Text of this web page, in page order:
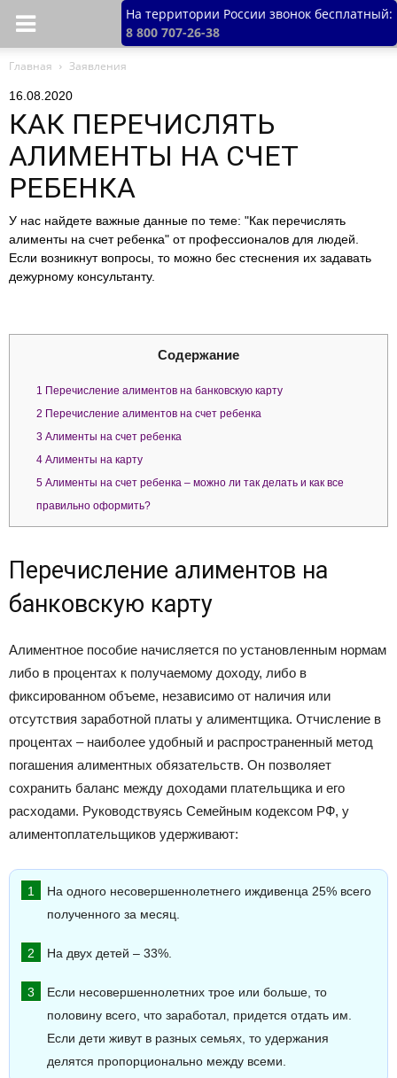
На территории России звонок бесплатный:
8 800 707-26-38
Главная Заявления
16.08.2020
КАК ПЕРЕЧИСЛЯТЬ
АЛИМЕНТЫ НА СЧЕТ
РЕБЕНКА
У нас найдете важные данные по теме: "Как перечислять
алименты на счет ребенка" от профессионалов для людей.
Если возникнут вопросы, то можно бес стеснения их задавать
дежурному консультанту.
Содержание
1 Перечисление алиментов на банковскую карту
2 Перечисление алиментов на счет ребенка
3 Алименты на счет ребенка
4 Алименты на карту
5 Алименты на счет ребенка – можно ли так делать и как все
правильно оформить?
Перечисление алиментов на
банковскую карту
Алиментное пособие начисляется по установленным нормам
либо в процентах к получаемому доходу, либо в
фиксированном объеме, независимо от наличия или
отсутствия заработной платы у алиментщика. Отчисление в
процентах – наиболее удобный и распространенный метод
погашения алиментных обязательств. Он позволяет
сохранить баланс между доходами плательщика и его
расходами. Руководствуясь Семейным кодексом РФ, у
алиментоплательщиков удерживают:
На одного несовершеннолетнего иждивенца 25% всего
полученного за месяц.
На двух детей – 33%.
Если несовершеннолетних трое или больше, то
половину всего, что заработал, придется отдать им.
Если дети живут в разных семьях, то удержания
делятся пропорционально между всеми.